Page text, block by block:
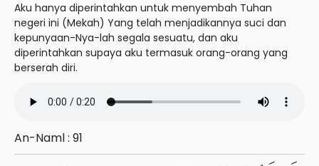
Aku hanya diperintahkan untuk menyembah Tuhan
negeri ini (Mekah) Yang telah menjadikannya suci dan
kepunyaan-Nya-lah segala sesuatu, dan aku
diperintahkan supaya aku termasuk orang-orang yang
berserah diri.
An-Naml : 91